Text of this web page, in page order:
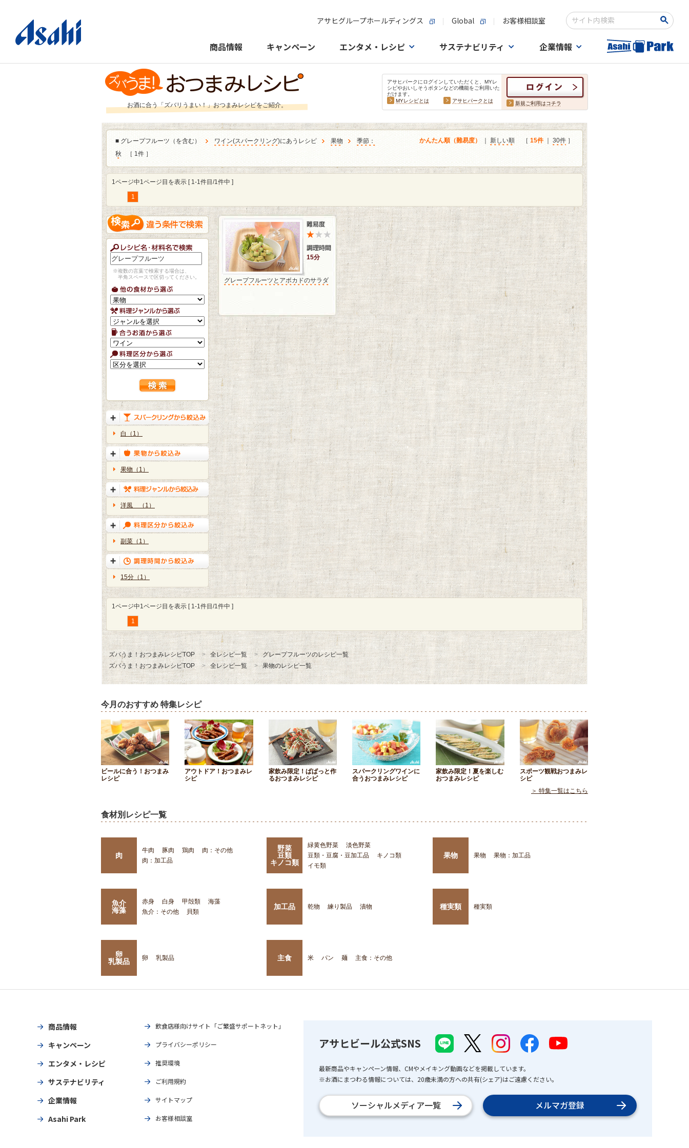
アサヒグループホールディングス Global お客様相談室
検索キーワード入力
商品情報 キャンペーン エンタメ・レシピ サステナビリティ 企業情報
お酒に合う「ズバリうまい！」おつまみレシピをご紹介。
アサヒパークにログインしていただくと、MYレ
シピやおいしそうボタンなどの機能をご利用いた
だけます。
MYレシピとは
アサヒパークとは 新規ご利用はコチラ
■ グレープフルーツ（を含む） ワイン(スパークリング)にあうレシピ 果物
季節：
秋
［ 1件 ］
かんたん順（難易度） 新しい順 ［ 15件｜ 30件 ］
1ページ中1ページ目を表示 [ 1-1件目/1件中 ]
1
※複数の言葉で検索する場合は、
半角スペースで区切ってください。
白（1）
果物（1）
洋風 （1）
副菜（1）
15分（1）
15分
グレープフルーツとアボカドのサラダ
1ページ中1ページ目を表示 [ 1-1件目/1件中 ]
1
ズバうま！おつまみレシピTOP 全レシピ一覧
グレープフルーツのレシピ一覧
ズバうま！おつまみレシピTOP
全レシピ一覧 果物のレシピ一覧
今月のおすすめ 特集レシピ
ビールに合う！おつまみ
レシピ
アウトドア！おつまみレ
シピ
家飲み限定！ぱぱっと作
るおつまみレシピ
スパークリングワインに
合うおつまみレシピ
家飲み限定！夏を楽しむ
おつまみレシピ
スポーツ観戦おつまみレ
シピ
＞ 特集一覧はこちら
食材別レシピ一覧
肉
牛肉 豚肉 鶏肉
肉：その他
肉：加工品
野菜
豆類
キノコ類
緑黄色野菜
淡色野菜
豆類・豆腐・豆加工品
キノコ類
イモ類
果物 果物 果物：加工品
魚介
海藻
赤身 白身 甲殻類
海藻
魚介：その他
貝類
加工品 乾物 練り製品 漬物 種実類 種実類
卵
乳製品
卵 乳製品 主食 米 パン 麺 主食：その他
商品情報
キャンペーン
エンタメ・レシピ
サステナビリティ
企業情報
Asahi Park
飲食店様向けサイト「ご繁盛サポートネット」
プライバシーポリシー
推奨環境
ご利用規約
サイトマップ
お客様相談室
アサヒビール公式SNS
最新商品やキャンペーン情報、CMやメイキング動画などを掲載しています。
※お酒にまつわる情報については、20歳未満の方への共有(シェア)はご遠慮ください。
ソーシャルメディア一覧 メルマガ登録